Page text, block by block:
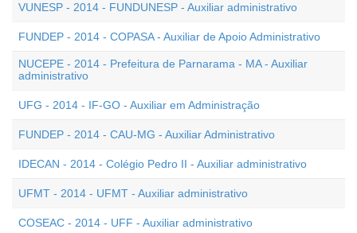
VUNESP - 2014 - FUNDUNESP - Auxiliar administrativo
FUNDEP - 2014 - COPASA - Auxiliar de Apoio Administrativo
NUCEPE - 2014 - Prefeitura de Parnarama - MA - Auxiliar
administrativo
UFG - 2014 - IF-GO - Auxiliar em Administração
FUNDEP - 2014 - CAU-MG - Auxiliar Administrativo
IDECAN - 2014 - Colégio Pedro II - Auxiliar administrativo
UFMT - 2014 - UFMT - Auxiliar administrativo
COSEAC - 2014 - UFF - Auxiliar administrativo